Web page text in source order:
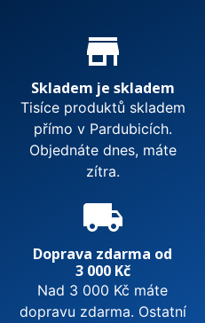
Proč nakupovat u nás?
store_mall_directory
Skladem je skladem
Tisíce produktů skladem
přímo v Pardubicích.
Objednáte dnes, máte
zítra.
local_shipping
Doprava zdarma od
3 000 Kč
Nad 3 000 Kč máte
dopravu zdarma. Ostatní